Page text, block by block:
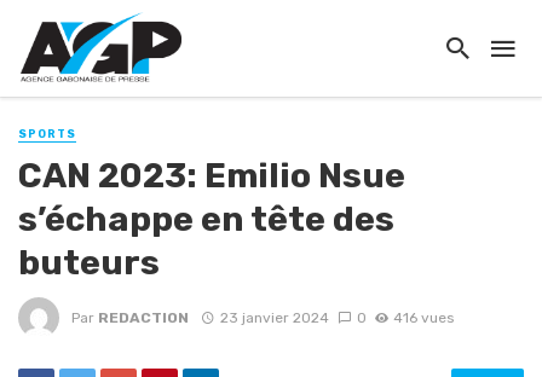
SPORTS
CAN 2023: Emilio Nsue
s’échappe en tête des
buteurs
Par REDACTION 23 janvier 2024 0 416 vues